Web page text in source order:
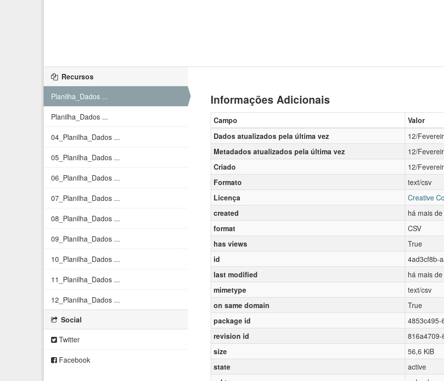
Recursos
Planilha_Dados ...
Planilha_Dados ...
04_Planilha_Dados ...
05_Planilha_Dados ...
06_Planilha_Dados ...
07_Planilha_Dados ...
08_Planilha_Dados ...
09_Planilha_Dados ...
10_Planilha_Dados ...
11_Planilha_Dados ...
12_Planilha_Dados ...
Social
Twitter
Facebook
Informações Adicionais
Campo
Valor
Dados atualizados pela última vez
12/
Metadados atualizados pela última vez
12/
Criado
12/
Formato
text/csv
Licença
Creative
created
há mais
format
CSV
has views
True
id
4ad3cf8b-
last modified
há mais
mimetype
text/csv
on same domain
True
package id
4853c495-
revision id
816a4709-
size
56,6 KiB
state
active